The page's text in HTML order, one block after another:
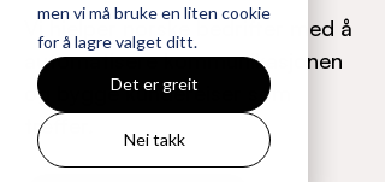
men vi må bruke en liten cookie
for å lagre valget ditt.
Det er greit
Nei takk
Vi hjelper norske bedrifter med å
automatisere kommunikasjonen
og bygge kundereiser som
treffer.